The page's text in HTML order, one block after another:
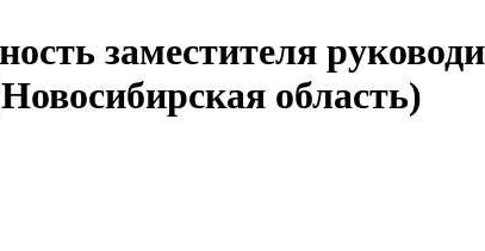
заместителя
область)